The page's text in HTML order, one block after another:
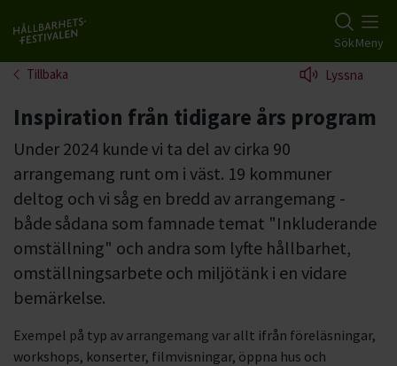
Gå till studiefrämjandets startsida SökMeny
Tillbaka Lyssna
Inspiration från tidigare års program
Under 2024 kunde vi ta del av cirka 90
arrangemang runt om i väst. 19 kommuner
deltog och vi såg en bredd av arrangemang -
både sådana som famnade temat "Inkluderande
omställning" och andra som lyfte hållbarhet,
omställningsarbete och miljötänk i en vidare
bemärkelse.
Exempel på typ av arrangemang var allt ifrån föreläsningar,
workshops, konserter, filmvisningar, öppna hus och